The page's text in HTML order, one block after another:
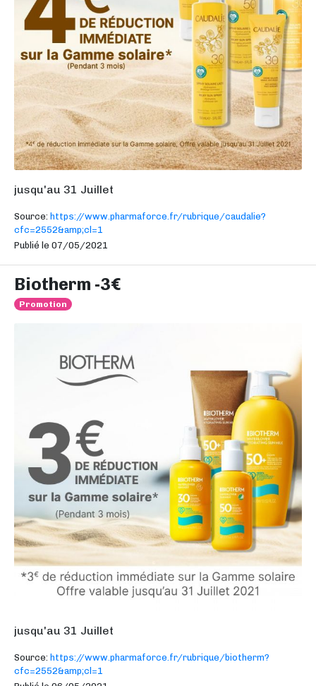
jusqu'au 31 Juillet
Source: https://www.pharmaforce.fr/rubrique/caudalie?
cfc=2552&amp;cl=1
Publié le 07/05/2021
Biotherm -3€
Promotion
jusqu'au 31 Juillet
Source: https://www.pharmaforce.fr/rubrique/biotherm?
cfc=2552&amp;cl=1